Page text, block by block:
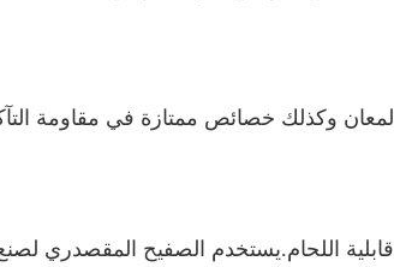
لمعان وكذلك خصائص ممتازة في مقاومة
قابلية اللحام.يستخدم الصفيح المقصدري